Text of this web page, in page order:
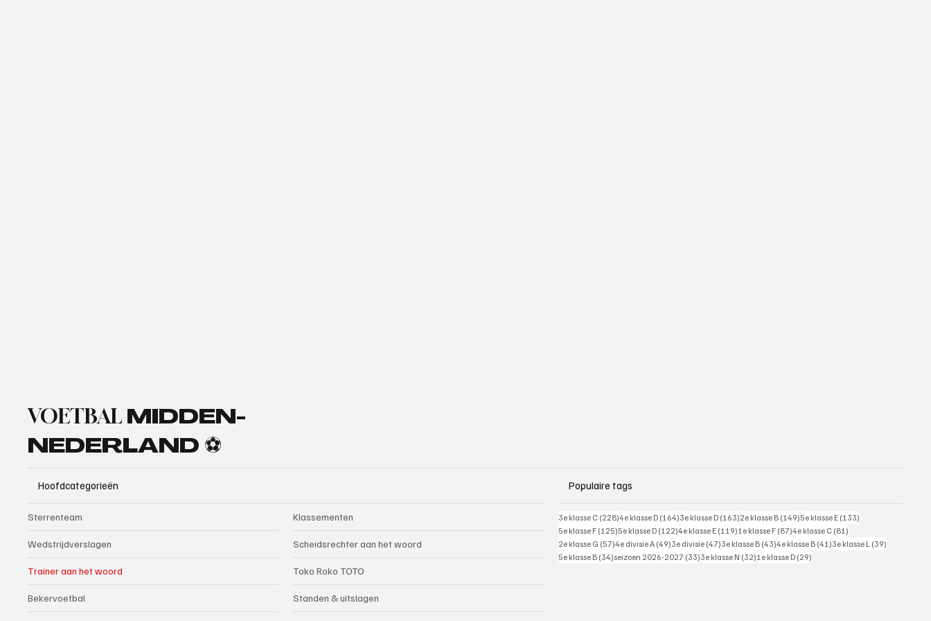
VOETBAL MIDDEN-
NEDERLAND ⚽
Hoofdcategorieën
Sterrenteam
Wedstrijdverslagen
Trainer aan het woord
Bekervoetbal
Klassementen
Scheidsrechter aan het woord
Toko Roko TOTO
Standen & uitslagen
Populaire tags
3e klasse C (228)228 posts
4e klasse D (164)164 posts
3e klasse D (163)163 posts
2e klasse B (149)149 posts
5e klasse E (133)
5e klasse F (125)125 posts
5e klasse D (122)122 posts
4e klasse E (119)119 posts
1e klasse F (87)87 posts
4e klasse C (81)
2e klasse G (57)57 posts
4e divisie A (49)49 posts
3e divisie (47)47 posts
3e klasse B (43)43 posts
4e klasse B (41)41 posts
3e klasse L (39)
5e klasse B (34)34 posts
seizoen 2026-2027 (33)33 posts
3e klasse N (32)32 posts
1e klasse D (29)